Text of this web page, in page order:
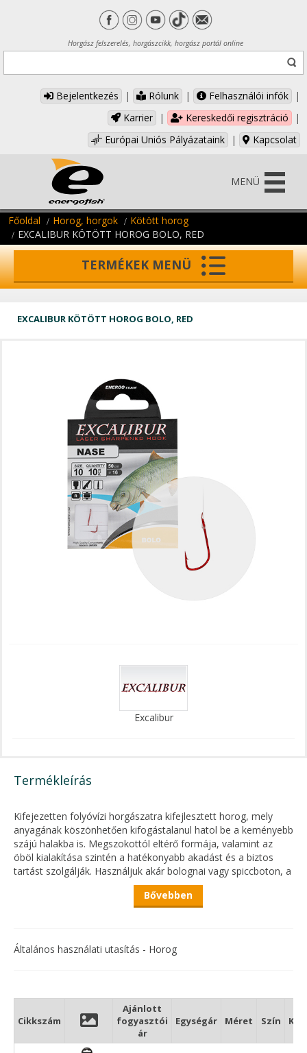
Horgász felszerelés, horgászcikk, horgász portál online
Bejelentkezés | Rólunk | Felhasználói infók
|
Karrier
| Kereskedői regisztráció
|
Európai Uniós Pályázataink
| Kapcsolat
MENÜ
Főoldal Horog, horgok
Kötött horog
EXCALIBUR KÖTÖTT HOROG BOLO, RED
TERMÉKEK MENÜ
EXCALIBUR KÖTÖTT HOROG BOLO, RED
Excalibur
Termékleírás
Kifejezetten folyóvízi horgászatra kifejlesztett horog, mely
anyagának köszönhetően kifogástalanul hatol be a keményebb
szájú halakba is. Megszokottól eltérő formája, valamint az
öböl kialakítása szintén a hatékonyabb akadást és a biztos
tartást szolgálják. Használjuk akár bolognai vagy spiccboton, a
biztos akadás nem marad el! A felhasznált zsinór vastagsága
mindig összhangban van a horog méretével. Piros színe
csontis horgászat során lehet leginkább hasznunkra, mintegy
Bővebben
Általános használati utasítás - Horog
Cikkszám
Ajánlott
fogyasztói
ár
Egységár Méret Szín